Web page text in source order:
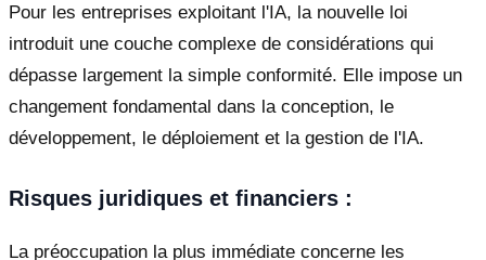
Pour les entreprises exploitant l'IA, la nouvelle loi
introduit une couche complexe de considérations qui
dépasse largement la simple conformité. Elle impose un
changement fondamental dans la conception, le
développement, le déploiement et la gestion de l'IA.
Risques juridiques et financiers :
La préoccupation la plus immédiate concerne les